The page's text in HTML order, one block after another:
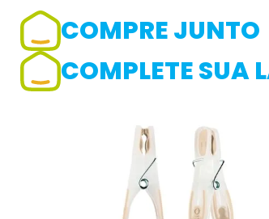
Adicionar avaliação
Avaliação
Avalie o produto de 1 até 5 estrelas
☆
COMPRE JUNTO
COMPLETE SUA